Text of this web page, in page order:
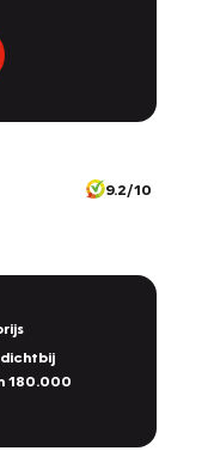
9.2/10
180.000